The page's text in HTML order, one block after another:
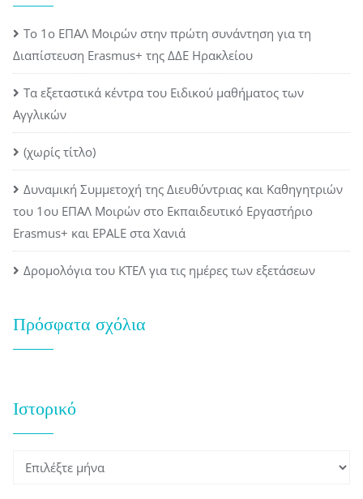
Το 1ο ΕΠΑΛ Μοιρών στην πρώτη συνάντηση για τη
Διαπίστευση Erasmus+ της ΔΔΕ Ηρακλείου
Τα εξεταστικά κέντρα του Ειδικού μαθήματος των
Αγγλικών
(χωρίς τίτλο)
Δυναμική Συμμετοχή της Διευθύντριας και Καθηγητριών
του 1ου ΕΠΑΛ Μοιρών στο Εκπαιδευτικό Εργαστήριο
Erasmus+ και EPALE στα Χανιά
Δρομολόγια του ΚΤΕΛ για τις ημέρες των εξετάσεων
Πρόσφατα σχόλια
Ιστορικό
Ιστορικό